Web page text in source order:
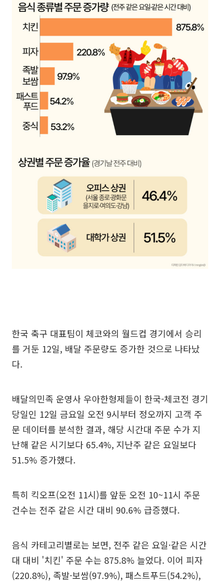
한국 축구 대표팀이 체코와의 월드컵 경기에서 승리
를 거둔 12일, 배달 주문량도 증가한 것으로 나타났
다.
배달의민족 운영사 우아한형제들이 한국-체코전 경기
당일인 12일 금요일 오전 9시부터 정오까지 고객 주
문 데이터를 분석한 결과, 해당 시간대 주문 수가 지
난해 같은 시기보다 65.4%, 지난주 같은 요일보다
51.5% 증가했다.
특히 킥오프(오전 11시)를 앞둔 오전 10~11시 주문
건수는 전주 같은 시간 대비 90.6% 급증했다.
음식 카테고리별로는 보면, 전주 같은 요일·같은 시간
대 대비 '치킨' 주문 수는 875.8% 늘었다. 이어 피자
(220.8%), 족발·보쌈(97.9%), 패스트푸드(54.2%),